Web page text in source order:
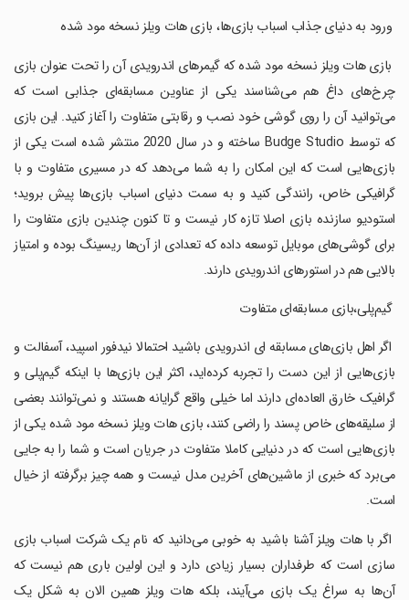
‏ ورود به دنیای جذاب اسباب بازی‌ها، بازی هات ویلز نسخه مود شده
‏ بازی هات ویلز نسخه مود شده که گیمرهای اندرویدی آن را تحت عنوان بازی
چرخ‌های داغ هم می‌شناسند یکی از عناوین مسابقه‌ای جذابی است که
می‌توانید آن را روی گوشی خود نصب و رقابتی متفاوت را آغاز کنید. این بازی
که توسط Budge Studio ساخته و در سال 2020 منتشر شده است یکی از
بازی‌هایی است که این امکان را به شما می‌دهد که در مسیری متفاوت و با
گرافیکی خاص، رانندگی کنید و به سمت دنیای اسباب بازی‌ها پیش بروید؛
استودیو سازنده بازی اصلا تازه کار نیست و تا کنون چندین بازی متفاوت را
برای گوشی‌های موبایل توسعه داده که تعدادی از آن‌ها ریسینگ بوده و امتیاز
بالایی هم در استورهای اندرویدی دارند.
‏ گیم‌پلی،بازی مسابقه‌ای متفاوت
‏ اگر اهل بازی‌های مسابقه ای اندرویدی باشید احتمالا نیدفور اسپید، آسفالت و
بازی‌هایی از این دست را تجربه کرده‌اید، اکثر این بازی‌ها با اینکه گیم‌پلی و
گرافیک خارق العاده‌ای دارند اما خیلی واقع گرایانه هستند و نمی‌توانند بعضی
از سلیقه‌های خاص پسند را راضی کنند، بازی هات ویلز نسخه مود شده یکی از
بازی‌هایی است که در دنیایی کاملا متفاوت در جریان است و شما را به جایی
می‌برد که خبری از ماشین‌های آخرین مدل نیست و همه چیز برگرفته از خیال
است.
‏ اگر با هات ویلز آشنا باشید به خوبی می‌دانید که نام یک شرکت اسباب بازی
سازی است که طرفداران بسیار زیادی دارد و این اولین باری هم نیست که
آن‌ها به سراغ یک بازی می‌آیند، بلکه هات ویلز همین الان به شکل یک